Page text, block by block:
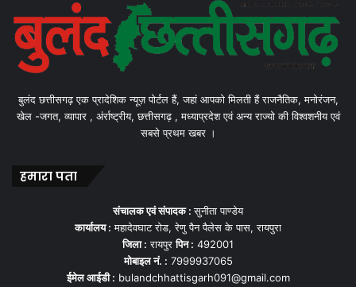
बुलंद छत्तीसगढ़ एक प्रादेशिक न्यूज़ पोर्टल हैं, जहां आपको मिलती हैं राजनैतिक, मनोरंजन,
खेल -जगत, व्यापार , अंर्राष्ट्रीय, छत्तीसगढ़ , मध्याप्रदेश एवं अन्य राज्यो की विश्वशनीय एवं
सबसे प्रथम खबर ।
हमारा पता
संचालक एवं संपादक :सुनीता पाण्डेय
कार्यालय : महादेवघाट रोड, रेणु पैन पैलेस के पास, रायपुरा
जिला : रायपुरपिन : 492001
मोबाइल नं. : 7999937065
ईमेल आईडी : bulandchhattisgarh091@gmail.com